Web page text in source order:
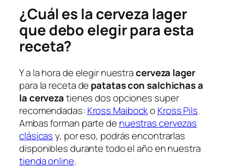
¿Cuál es la cerveza lager
que debo elegir para esta
receta?
Y a la hora de elegir nuestracerveza lager
para la receta de patatas con salchichas a
la cervezatienes dos opciones super
recomendadas: Kross Maibocko Kross Pils.
Ambas forman parte de nuestras cervezas
clásicasy, por eso, podrás encontrarlas
disponibles durante todo el año en nuestra
tienda online.